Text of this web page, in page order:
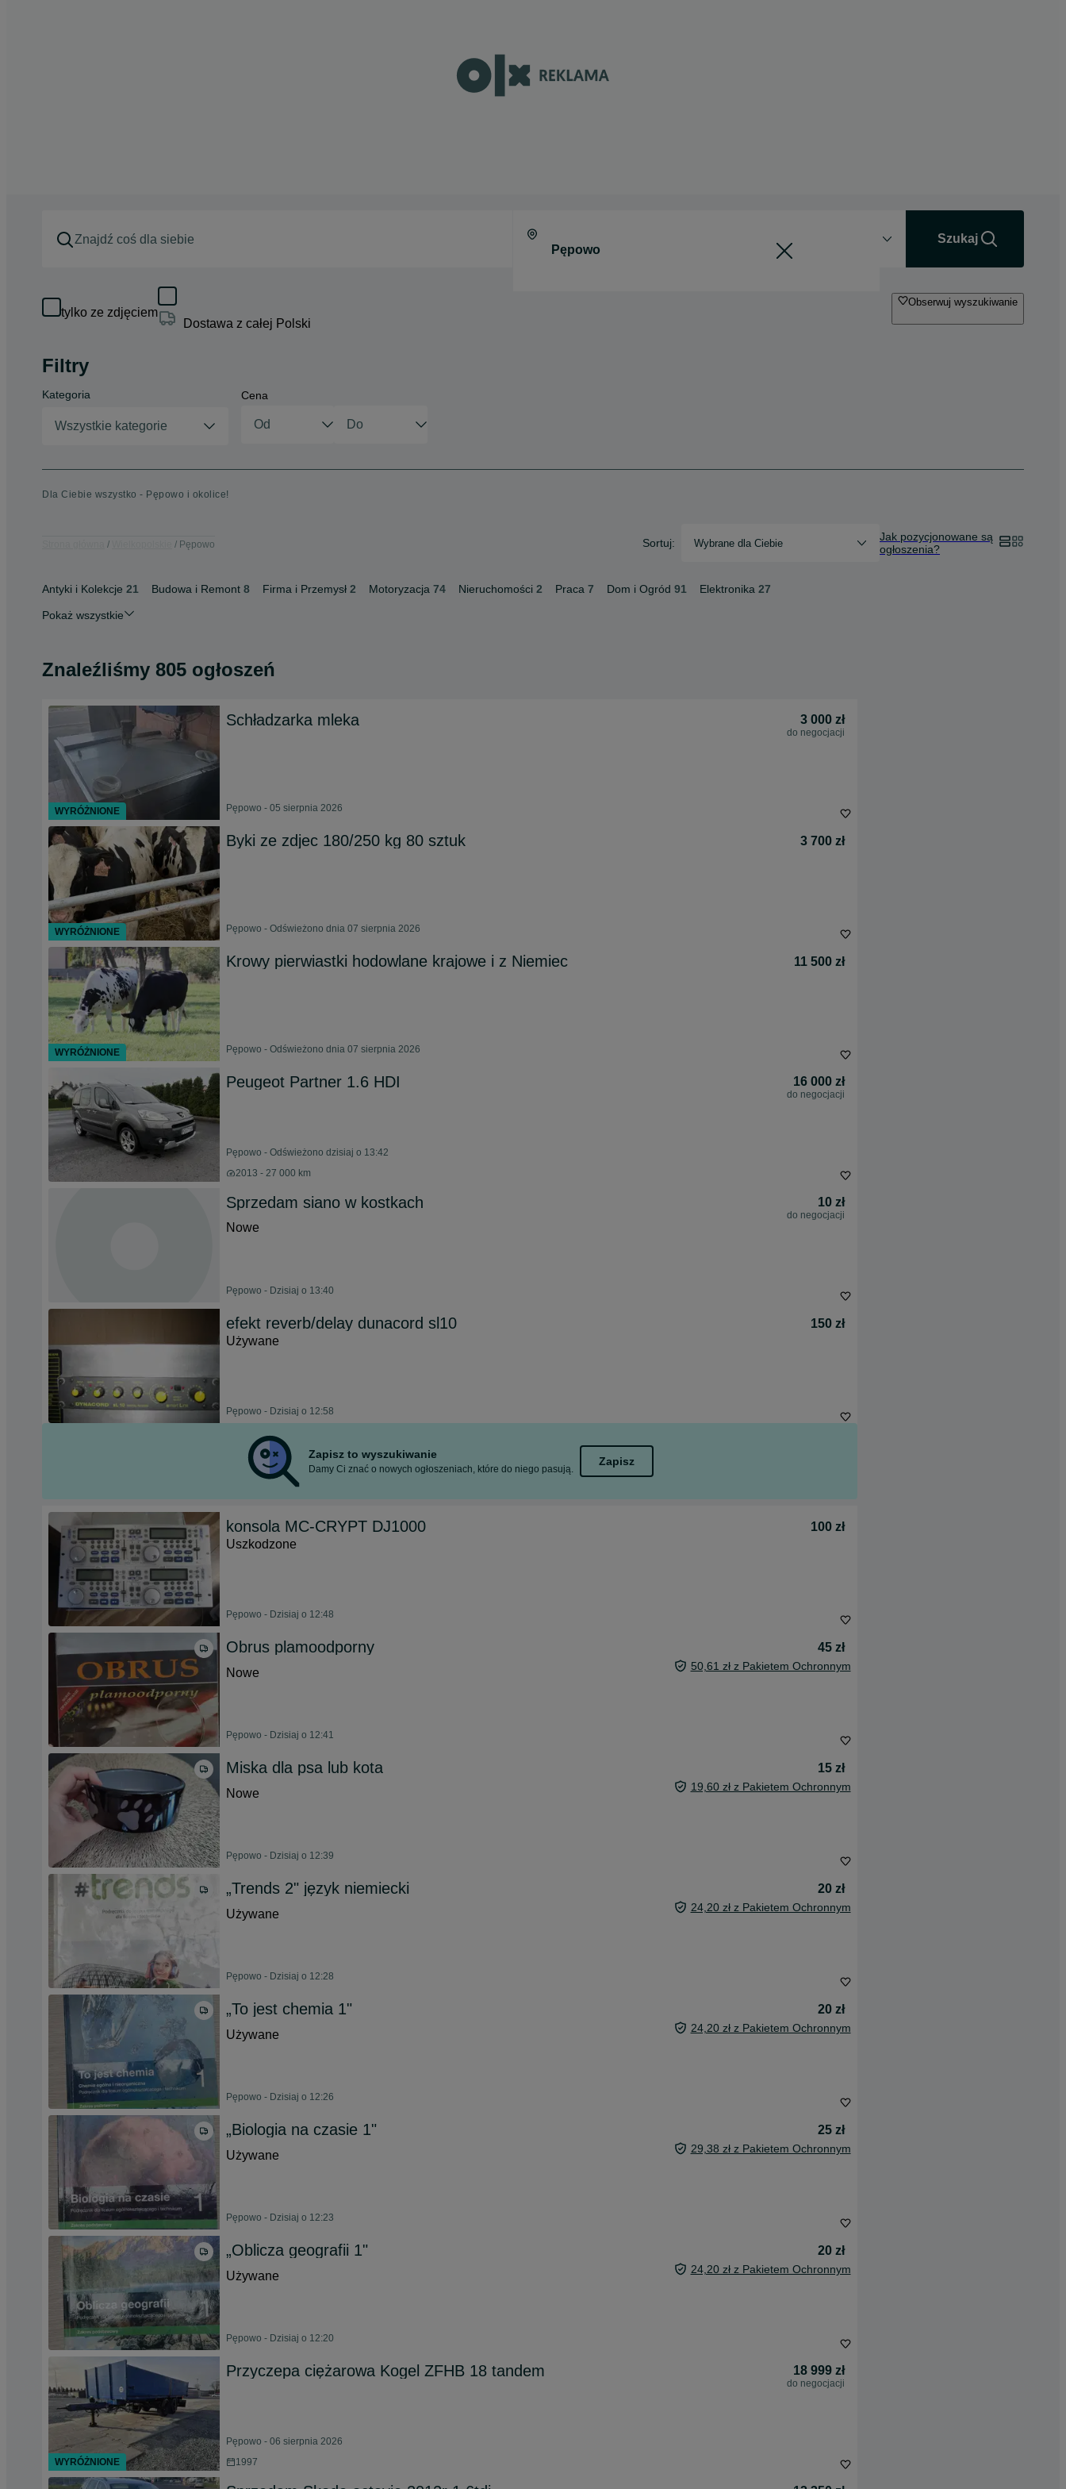
Szukaj
tylko ze zdjęciem
Dostawa z całej Polski
Obserwuj wyszukiwanie
Filtry
Kategoria
Wszystkie kategorie
Cena
Dla Ciebie wszystko - Pępowo i okolice!
Pępowo Sortuj: Wybrane dla Ciebie
Jak pozycjonowane są
ogłoszenia?
Antyki i Kolekcje 21 Budowa i Remont 8 Firma i Przemysł 2 Motoryzacja 74 Nieruchomości 2 Praca 7 Dom i Ogród 91 Elektronika 27
Pokaż wszystkie
Znaleźliśmy 805 ogłoszeń
Schładzarka mleka 3 000 zł
do negocjacji
Pępowo - 05 sierpnia 2026
Byki ze zdjec 180/250 kg 80 sztuk 3 700 zł
Pępowo - Odświeżono dnia 07 sierpnia 2026
Krowy pierwiastki hodowlane krajowe i z Niemiec 11 500 zł
Pępowo - Odświeżono dnia 07 sierpnia 2026
Peugeot Partner 1.6 HDI 16 000 zł
do negocjacji
Pępowo - Odświeżono dzisiaj o 13:42
2013 - 27 000 km
Sprzedam siano w kostkach 10 zł
do negocjacji
Nowe
Pępowo - Dzisiaj o 13:40
efekt reverb/delay dunacord sl10
150 zł
Używane
Pępowo - Dzisiaj o 12:58
Zapisz to wyszukiwanie
Damy Ci znać o nowych ogłoszeniach, które do niego pasują.
Zapisz
konsola MC-CRYPT DJ1000
100 zł
Uszkodzone
Pępowo - Dzisiaj o 12:48
Obrus plamoodporny
45 zł
Nowe
50,61 zł z Pakietem Ochronnym
Pępowo - Dzisiaj o 12:41
Miska dla psa lub kota
15 zł
Nowe
19,60 zł z Pakietem Ochronnym
Pępowo - Dzisiaj o 12:39
„Trends 2" język niemiecki
20 zł
Używane
24,20 zł z Pakietem Ochronnym
Pępowo - Dzisiaj o 12:28
„To jest chemia 1"
20 zł
Używane
24,20 zł z Pakietem Ochronnym
Pępowo - Dzisiaj o 12:26
„Biologia na czasie 1"
25 zł
Używane
29,38 zł z Pakietem Ochronnym
Pępowo - Dzisiaj o 12:23
„Oblicza geografii 1"
20 zł
Używane
24,20 zł z Pakietem Ochronnym
Pępowo - Dzisiaj o 12:20
Przyczepa ciężarowa Kogel ZFHB 18 tandem 18 999 zł
do negocjacji
Pępowo - 06 sierpnia 2026
1997
WYRÓŻNIONE
WYRÓŻNIONE
WYRÓŻNIONE
WYRÓŻNIONE